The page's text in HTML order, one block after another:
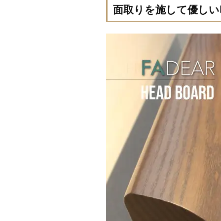
面取りを施して優し